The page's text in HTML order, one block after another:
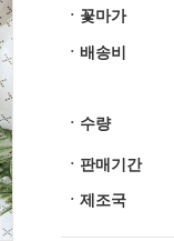
ㆍ꽃마가
ㆍ배송비
ㆍ수량
ㆍ판매기간
ㆍ제조국